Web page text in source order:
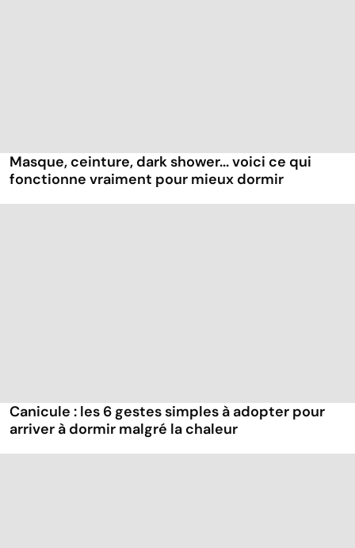
Masque, ceinture, dark shower... voici ce qui
fonctionne vraiment pour mieux dormir
Canicule : les 6 gestes simples à adopter pour
arriver à dormir malgré la chaleur